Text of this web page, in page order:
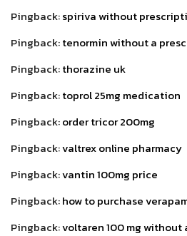
Pingback:spiriva without
Pingback:tenormin without a
Pingback:thorazine uk
Pingback:toprol 25mg medication
Pingback:order tricor 200mg
Pingback:valtrex online pharmacy
Pingback:vantin 100mg price
Pingback:how to purchase
Pingback:voltaren 100 mg